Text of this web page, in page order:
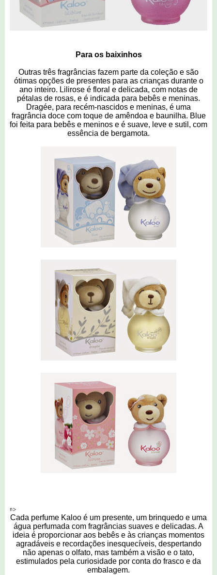
Para os baixinhos
Outras três fragrâncias fazem parte da coleção e são
ótimas opções de presentes para as crianças durante o
ano inteiro. Lilirose é floral e delicada, com notas de
pétalas de rosas, e é indicada para bebês e meninas.
Dragée, para recém-nascidos e meninas, é uma
fragrância doce com toque de amêndoa e baunilha. Blue
foi feita para bebês e meninos e é suave, leve e sutil, com
essência de bergamota.
n>
Cada perfume Kaloo é um presente, um brinquedo e uma
água perfumada com fragrâncias suaves e delicadas. A
ideia é proporcionar aos bebês e às crianças momentos
agradáveis e recordações inesquecíveis, despertando
não apenas o olfato, mas também a visão e o tato,
estimulados pela curiosidade por conta do frasco e da
embalagem.